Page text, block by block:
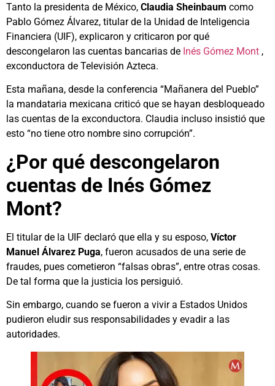
Tanto la presidenta de México, Claudia Sheinbaum como
Pablo Gómez Álvarez, titular de la Unidad de Inteligencia
Financiera (UIF), explicaron y criticaron por qué
descongelaron las cuentas bancarias de Inés Gómez Mont ,
exconductora de Televisión Azteca.
Esta mañana, desde la conferencia “Mañanera del Pueblo”
la mandataria mexicana criticó que se hayan desbloqueado
las cuentas de la exconductora. Claudia incluso insistió que
esto “no tiene otro nombre sino corrupción”.
¿Por qué descongelaron
cuentas de Inés Gómez
Mont?
El titular de la UIF declaró que ella y su esposo, Víctor
Manuel Álvarez Puga, fueron acusados de una serie de
fraudes, pues cometieron “falsas obras”, entre otras cosas.
De tal forma que la justicia los persiguió.
Sin embargo, cuando se fueron a vivir a Estados Unidos
pudieron eludir sus responsabilidades y evadir a las
autoridades.